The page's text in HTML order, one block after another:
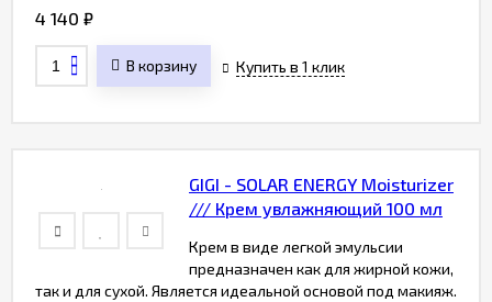
4 140 ₽
В корзину Купить в 1 клик
GIGI - SOLAR ENERGY Moisturizer
/// Крем увлажняющий 100 мл
Крем в виде легкой эмульсии
предназначен как для жирной кожи,
так и для сухой. Является идеальной основой под макияж.